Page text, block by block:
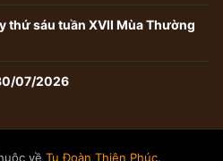
thứ sáu tuần XVII Mùa Thường
07/2026
về Tu Đoàn Thiên Phúc.